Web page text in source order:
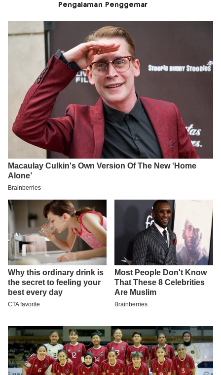
Pengalaman Penggemar